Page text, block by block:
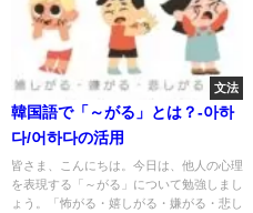
文法
韓国語で「～がる」とは？-아하
다/어하다の活用
皆さま、こんにちは。今日は、他人の心理
を表現する「～がる」について勉強しまし
ょう。「怖がる・嬉しがる・嫌がる・悲し